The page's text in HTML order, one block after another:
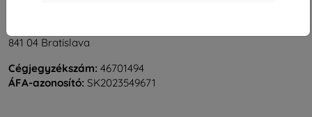
841 04 Bratislava
Cégjegyzékszám: 46701494
ÁFA-azonosító: SK2023549671